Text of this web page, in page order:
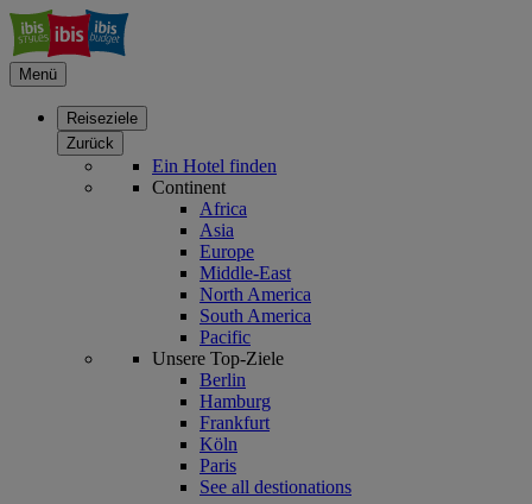
Menü
Reiseziele
Zurück
Ein Hotel finden
Continent
Africa
Asia
Europe
Middle-East
North America
South America
Pacific
Unsere Top-Ziele
Berlin
Hamburg
Frankfurt
Köln
Paris
See all destionations